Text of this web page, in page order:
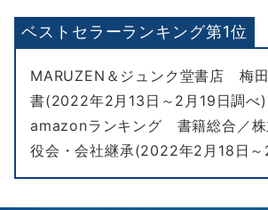
ベストセラーランキング第1位
MARUZEN＆ジュンク堂書店 梅
書(2022年2月13日～2月19日調べ)
amazonランキング 書籍総合／株
役会・会社継承(2022年2月18日